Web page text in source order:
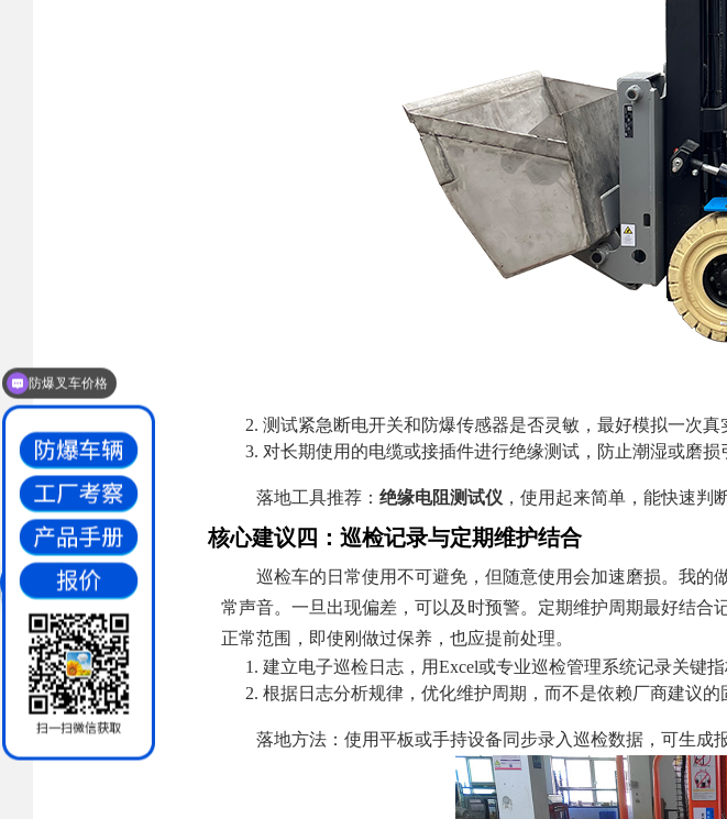
测试紧急断电开关和防爆传感器是否灵敏，最好模拟一次真
对长期使用的电缆或接插件进行绝缘测试，防止潮湿或磨损
落地工具推荐：绝缘电阻测试仪 ，使用起来简单，能快速判
核心建议四：巡检记录与定期维护结合
巡检车的日常使用不可避免，但随意使用会加速磨损。我
常声音。一旦出现偏差，可以及时预警。定期维护周期最好结
正常范围，即使刚做过保养，也应提前处理。
建立电子巡检日志，用Excel或专业巡检管理系统记录关键指
根据日志分析规律，优化维护周期，而不是依赖厂商建议的
落地方法：使用平板或手持设备同步录入巡检数据，可生成
防爆叉车价格